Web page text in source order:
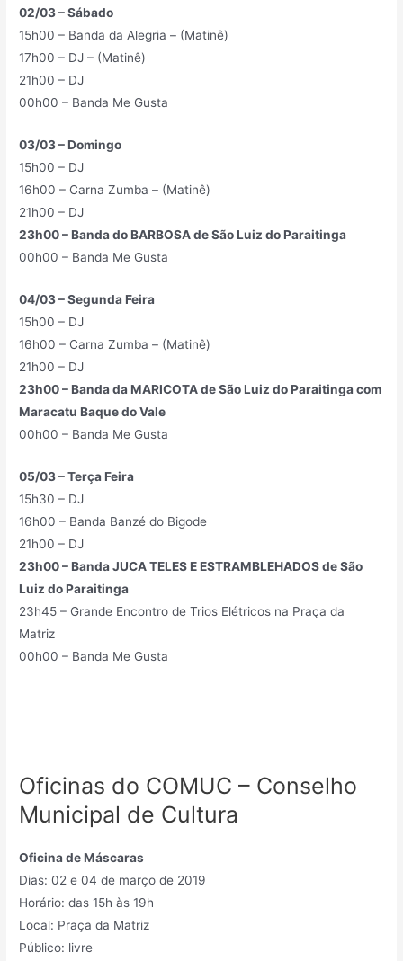
02/03 – Sábado
15h00 – Banda da Alegria – (Matinê)
17h00 – DJ – (Matinê)
21h00 – DJ
00h00 – Banda Me Gusta
03/03 – Domingo
15h00 – DJ
16h00 – Carna Zumba – (Matinê)
21h00 – DJ
23h00 – Banda do BARBOSA de São Luiz do Paraitinga
00h00 – Banda Me Gusta
04/03 – Segunda Feira
15h00 – DJ
16h00 – Carna Zumba – (Matinê)
21h00 – DJ
23h00 – Banda da MARICOTA de São Luiz do Paraitinga com
Maracatu Baque do Vale
00h00 – Banda Me Gusta
05/03 – Terça Feira
15h30 – DJ
16h00 – Banda Banzé do Bigode
21h00 – DJ
23h00 – Banda JUCA TELES E ESTRAMBLEHADOS de São
Luiz do Paraitinga
23h45 – Grande Encontro de Trios Elétricos na Praça da
Matriz
00h00 – Banda Me Gusta
Oficinas do COMUC – Conselho
Municipal de Cultura
Oficina de Máscaras
Dias: 02 e 04 de março de 2019
Horário: das 15h às 19h
Local: Praça da Matriz
Público: livre